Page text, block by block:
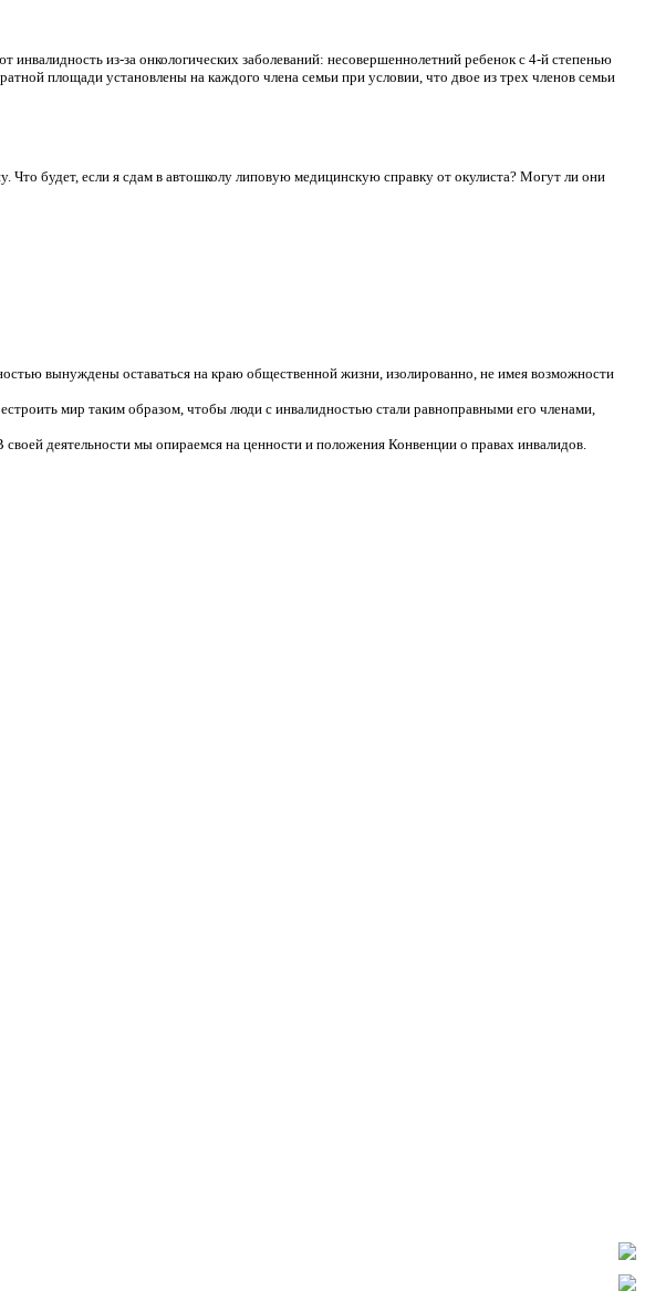
из-за онкологических заболеваний: несовершеннолетний ребенок с 4-й степенью
площади установлены на каждого члена семьи при условии, что двое из трех членов семьи
будет, если я сдам в автошколу липовую медицинскую справку от окулиста? Могут ли они
вынуждены оставаться на краю общественной жизни, изолированно, не имея возможности
мир таким образом, чтобы люди с инвалидностью стали равноправными его членами,
деятельности мы опираемся на ценности и положения Конвенции о правах инвалидов.